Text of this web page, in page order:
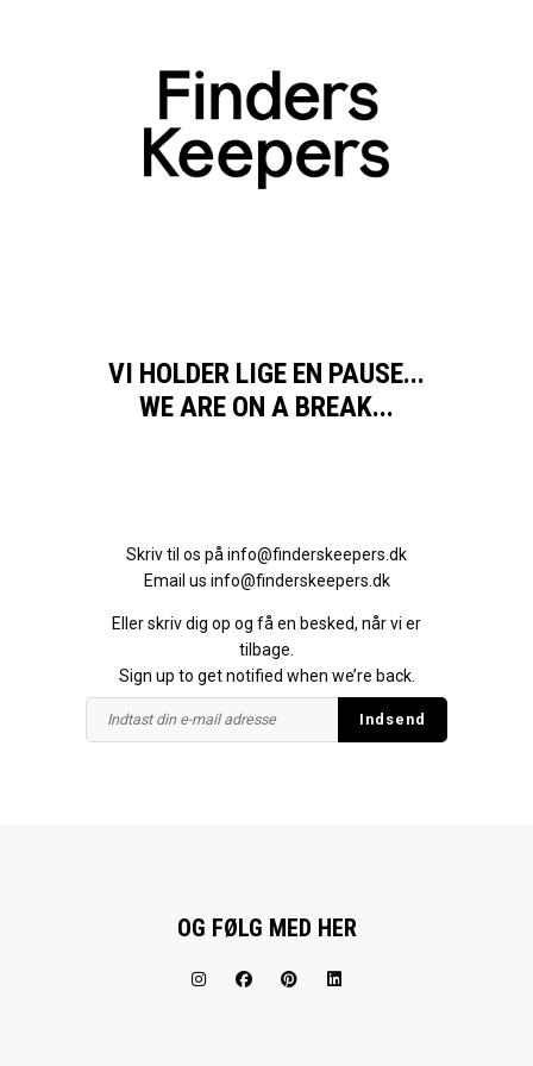
VI HOLDER LIGE EN PAUSE...
WE ARE ON A BREAK...
Skriv til os på info@finderskeepers.dk
Email us info@finderskeepers.dk
Eller skriv dig op og få en besked, når vi er
tilbage.
Sign up to get notified when we’re back.
OG FØLG MED HER